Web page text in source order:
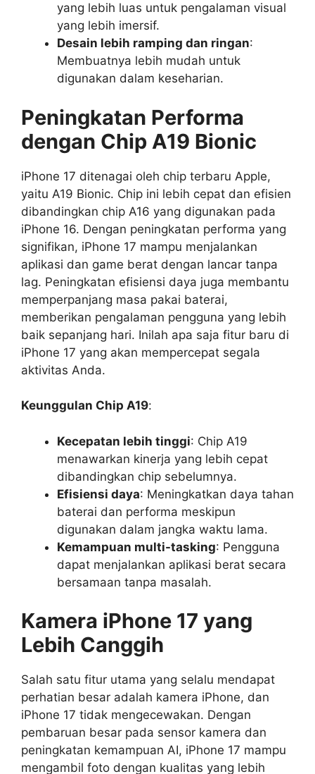
yang lebih luas untuk pengalaman visual
yang lebih imersif.
Desain lebih ramping dan ringan:
Membuatnya lebih mudah untuk
digunakan dalam keseharian.
Peningkatan Performa
dengan Chip A19 Bionic
iPhone 17 ditenagai oleh chip terbaru Apple,
yaitu A19 Bionic. Chip ini lebih cepat dan efisien
dibandingkan chip A16 yang digunakan pada
iPhone 16. Dengan peningkatan performa yang
signifikan, iPhone 17 mampu menjalankan
aplikasi dan game berat dengan lancar tanpa
lag. Peningkatan efisiensi daya juga membantu
memperpanjang masa pakai baterai,
memberikan pengalaman pengguna yang lebih
baik sepanjang hari. Inilah apa saja fitur baru di
iPhone 17 yang akan mempercepat segala
aktivitas Anda.
Keunggulan Chip A19:
Kecepatan lebih tinggi: Chip A19
menawarkan kinerja yang lebih cepat
dibandingkan chip sebelumnya.
Efisiensi daya: Meningkatkan daya tahan
baterai dan performa meskipun
digunakan dalam jangka waktu lama.
Kemampuan multi-tasking: Pengguna
dapat menjalankan aplikasi berat secara
bersamaan tanpa masalah.
Kamera iPhone 17 yang
Lebih Canggih
Salah satu fitur utama yang selalu mendapat
perhatian besar adalah kamera iPhone, dan
iPhone 17 tidak mengecewakan. Dengan
pembaruan besar pada sensor kamera dan
peningkatan kemampuan AI, iPhone 17 mampu
mengambil foto dengan kualitas yang lebih